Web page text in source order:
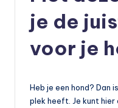
je de
voor je
Heb je een hond? Dan
plek heeft. Je kunt hier